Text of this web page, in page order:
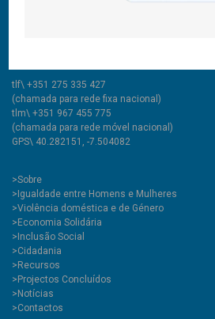
tlf\ +351 275 335 427
(chamada para rede fixa nacional)
tlm\ +351 967 455 775
(chamada para rede móvel nacional)
GPS\ 40.282151, -7.504082
>Sobre
>Igualdade entre Homens e Mulheres
>Violência doméstica e de Género
>Economia Solidária
>Inclusão Social
>Cidadania
>Recursos
>Projectos Concluídos
>Notícias
>Contactos